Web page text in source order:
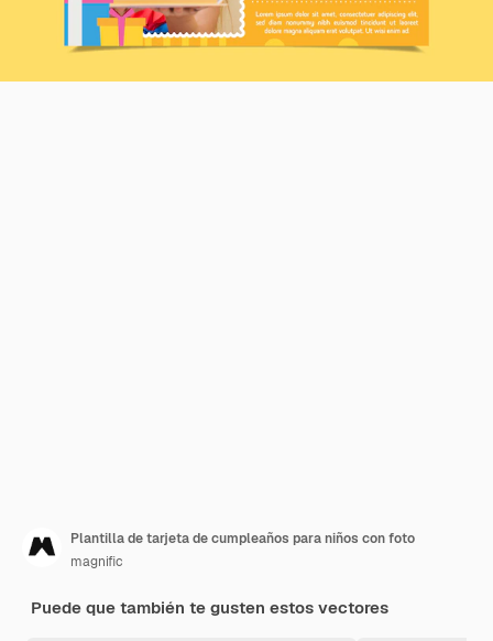
Plantilla de tarjeta de cumpleaños para niños con foto
magnific
Puede que también te gusten estos vectores